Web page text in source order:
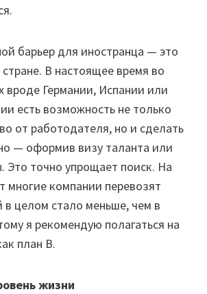
барьер для иностранца — это
В настоящее время во
вроде Германии, Испании или
есть возможность не только
от работодателя, но и сделать
— оформив визу таланта или
Это точно упрощает поиск. На
многие компании перевозят
в целом стало меньше, чем в
я рекомендую полагаться на
план В.
жизни